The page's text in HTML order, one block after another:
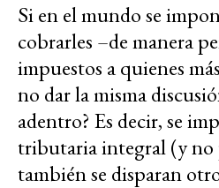
Si en el mundo se
cobrarles –de manera
impuestos a quienes
no dar la misma
adentro? Es decir, se
tributaria integral (y no
también se disparan